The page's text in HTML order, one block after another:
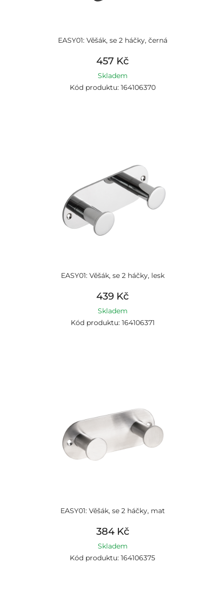
EASY01: Věšák, se 2 háčky, černá
457 Kč
Skladem
Kód produktu: 164106370
EASY01: Věšák, se 2 háčky, lesk
439 Kč
Skladem
Kód produktu: 164106371
EASY01: Věšák, se 2 háčky, mat
384 Kč
Skladem
Kód produktu: 164106375